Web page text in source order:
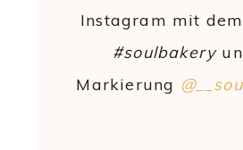
Instagram mit
#soulbakery
Markierung